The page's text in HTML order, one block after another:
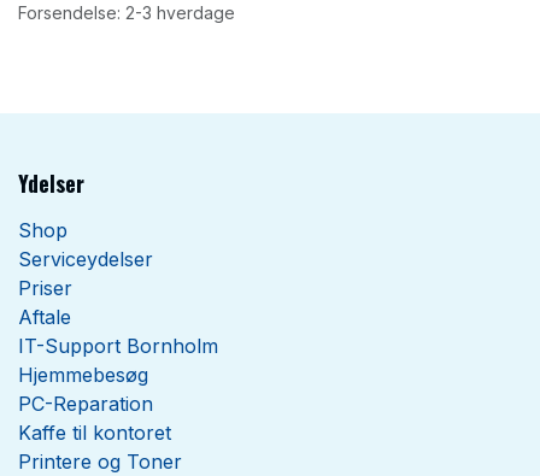
Forsendelse: 2-3 hverdage
Ydelser
Shop
Serviceydelser
Priser
Aftale
IT-Support Bornholm
Hjemmebesøg
PC-Reparation
Kaffe til kontoret
Printere og Toner